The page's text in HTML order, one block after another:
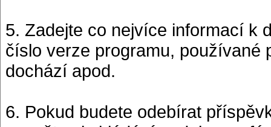
5. Zadejte co nejvíce informací k
číslo verze programu, používané
dochází apod.
6. Pokud budete odebírat